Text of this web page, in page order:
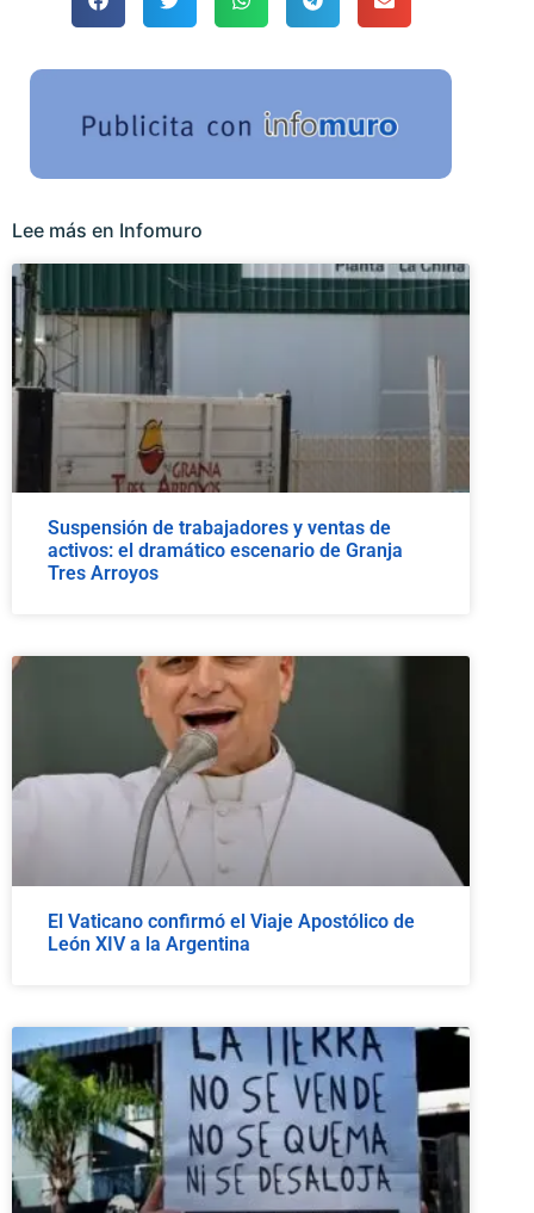
Lee más en Infomuro
Suspensión de trabajadores y ventas de
activos: el dramático escenario de Granja
Tres Arroyos
El Vaticano confirmó el Viaje Apostólico de
León XIV a la Argentina